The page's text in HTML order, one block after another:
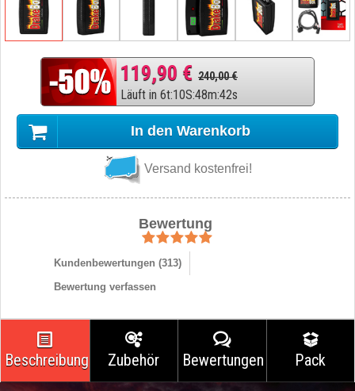
119,90 € 240,00 €
Läuft in 6t:10S:48m:41s
In den Warenkorb
Versand kostenfrei!
Bewertung
Kundenbewertungen (313)
Bewertung verfassen
Beschreibung Zubehör Bewertungen Pack